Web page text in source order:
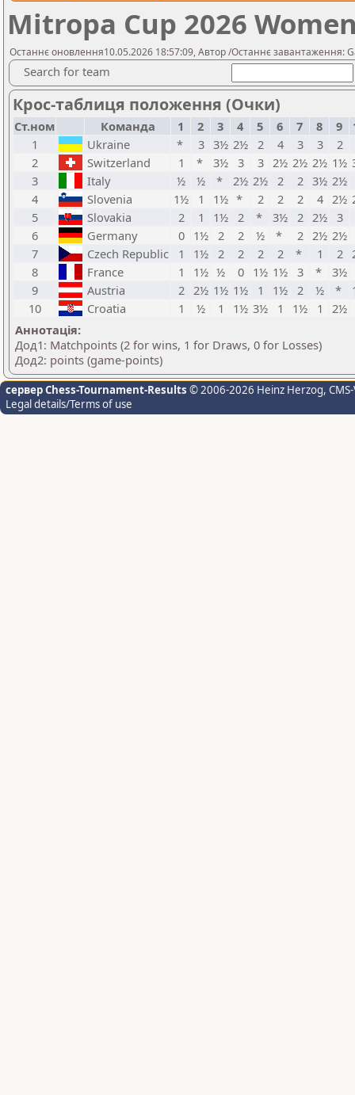
Mitropa Cup 2026
Останнє оновлення10.05.2026 18:57:09, Автор /Останнє завантаження:
Search for team
Крос-таблиця положення (Очки)
Ст.ном Команда 1 2 3 4 5 6 7 8 9
1
Ukraine * 3 3½ 2½ 2 4 3 3
2
2
Switzerland 1 * 3½ 3 3 2½ 2½ 2½ 1½
3
Italy ½ ½ * 2½ 2½ 2 2 3½ 2½
4
Slovenia 1½ 1 1½ * 2 2 2 4 2½
5
Slovakia 2 1 1½ 2 * 3½ 2 2½ 3
6
Germany 0 1½ 2 2 ½ * 2 2½ 2½
7
Czech Republic 1 1½ 2 2 2 2 * 1 2
8
France 1 1½ ½ 0 1½ 1½ 3 *
3½
9
Austria 2 2½ 1½ 1½ 1 1½ 2 ½ *
10
Croatia 1 ½ 1 1½ 3½ 1 1½ 1 2½
Аннотація:
Дод1: Matchpoints (2 for wins, 1 for Draws, 0 for Losses)
Дод2: points (game-points)
сервер Chess-Tournament-Results © 2006-2026 Heinz Herzog,
Legal details/Terms of use